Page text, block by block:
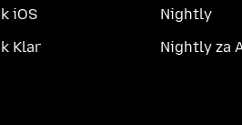
iOS
Klar
Nightly
Nightly za